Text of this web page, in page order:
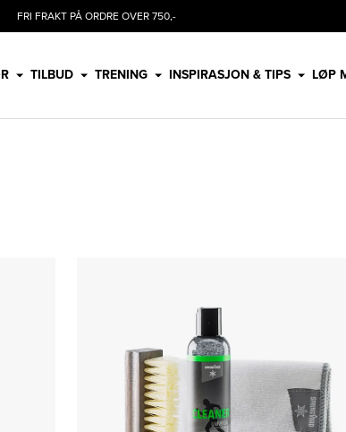
FRI FRAKT PÅ ORDRE OVER 750,-
TILBUD TRENING INSPIRASJON & TIPS LØP